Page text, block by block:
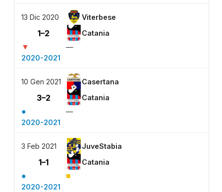
13 Dic 2020 Viterbese
1–2 Catania
▼
—
2020-2021
10 Gen 2021 Casertana
3–2 Catania
●
—
2020-2021
3 Feb 2021 JuveStabia
1–1 Catania
● ■
2020-2021